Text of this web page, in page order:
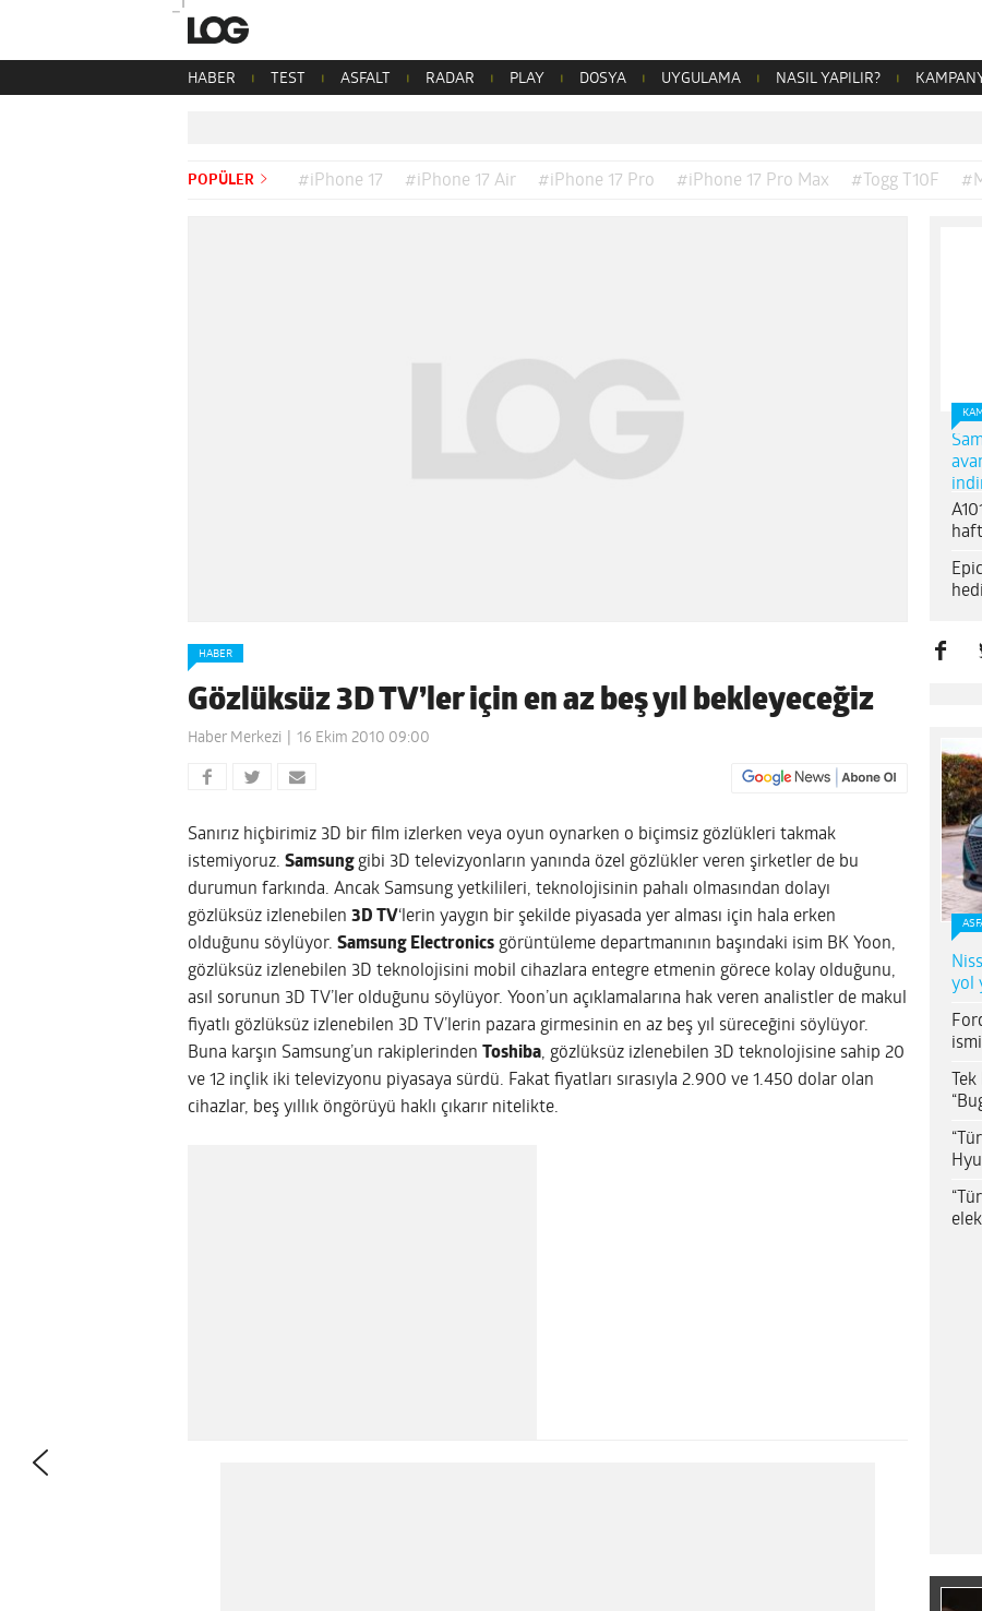
HABER TEST ASFALT RADAR PLAY DOSYA UYGULAMA NASIL YAPILIR?
POPÜLER #iPhone 17 #iPhone 17 Air #iPhone 17 Pro #iPhone 17 Pro Max #Togg T10F
HABER
Gözlüksüz 3D TV’ler için en az beş yıl bekleyeceğiz
Haber Merkezi 16 Ekim 2010 09:00
Sanırız hiçbirimiz 3D bir film izlerken veya oyun oynarken o biçimsiz gözlükleri takmak
istemiyoruz. Samsung gibi 3D televizyonların yanında özel gözlükler veren şirketler de bu
durumun farkında. Ancak Samsung yetkilileri, teknolojisinin pahalı olmasından dolayı
gözlüksüz izlenebilen 3D TV‘lerin yaygın bir şekilde piyasada yer alması için hala erken
olduğunu söylüyor. Samsung Electronics görüntüleme departmanının başındaki isim BK Yoon,
gözlüksüz izlenebilen 3D teknolojisini mobil cihazlara entegre etmenin görece kolay olduğunu,
asıl sorunun 3D TV’ler olduğunu söylüyor. Yoon’un açıklamalarına hak veren analistler de makul
fiyatlı gözlüksüz izlenebilen 3D TV’lerin pazara girmesinin en az beş yıl süreceğini söylüyor.
Buna karşın Samsung’un rakiplerinden Toshiba, gözlüksüz izlenebilen 3D teknolojisine sahip 20
ve 12 inçlik iki televizyonu piyasaya sürdü. Fakat fiyatları sırasıyla 2.900 ve 1.450 dolar olan
cihazlar, beş yıllık öngörüyü haklı çıkarır nitelikte.
yol